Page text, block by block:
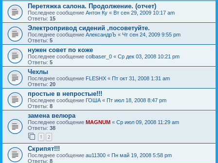
Перетяжка салона. Продолжение. (отчет)
Последнее сообщение Антон Ку « Вт сен 29, 2009 10:17 am
Ответы: 15
Электропривод сидений ,посоветуйте.
Последнее сообщение АлександрЪ « Чт сен 24, 2009 9:55 pm
Ответы: 5
нужен совет по коже
Последнее сообщение colbaser_0 « Ср дек 03, 2008 10:21 pm
Ответы: 5
Чехлы
Последнее сообщение FLESHX « Пт окт 31, 2008 1:31 am
Ответы: 20
простые в непростые!!!
Последнее сообщение ГОША « Пт июл 18, 2008 8:47 pm
Ответы: 8
замена велюра
Последнее сообщение MAGNUM « Ср июл 09, 2008 11:29 am
Ответы: 38
1 2
Скрипят!!!
Последнее сообщение au11300 « Пн май 19, 2008 5:58 pm
Ответы: 8